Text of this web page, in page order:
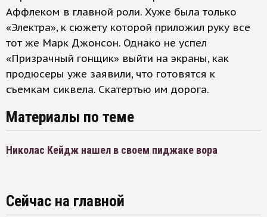
Аффлеком в главной роли. Хуже была только
«Электра», к сюжету которой приложил руку все
тот же Марк Джонсон. Однако не успел
«Призрачный гонщик» выйти на экраны, как
продюсеры уже заявили, что готовятся к
съемкам сиквела. Скатертью им дорога.
Материалы по теме
Николас Кейдж нашел в своем пиджаке вора
Сейчас на главной